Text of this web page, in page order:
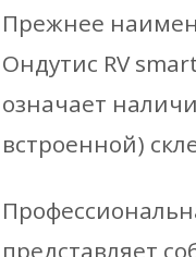
Прежнее
Ондутис RV
означает
встроенной)
представляет